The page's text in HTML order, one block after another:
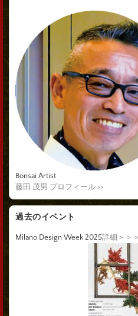
Bonsai Artist
藤田 茂男 プロフィール >>
過去のイベント
Milano Design Week 2025詳細＞＞＞